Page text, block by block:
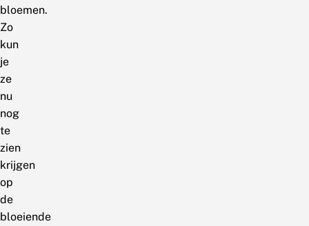
bloemen.
Zo
kun
je
ze
nu
nog
te
zien
krijgen
op
de
bloeiende